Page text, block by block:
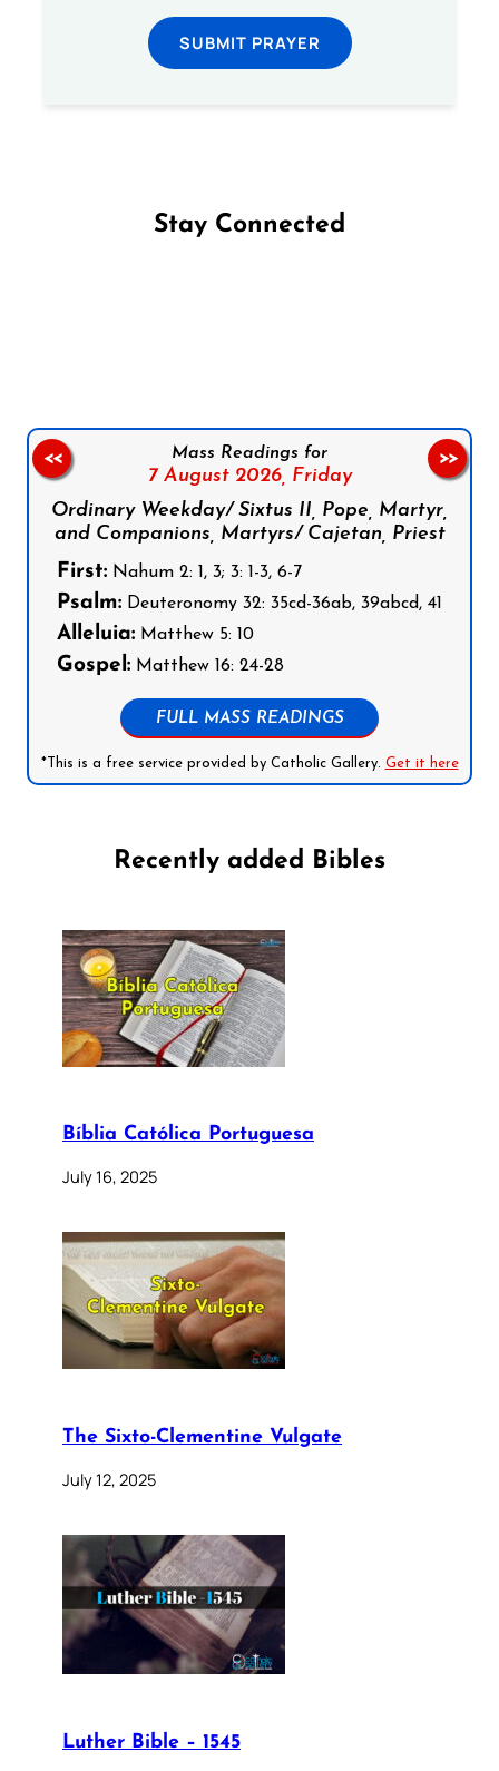
SUBMIT PRAYER
Stay Connected
Mass Readings for
7 August 2026, Friday
Ordinary Weekday/ Sixtus II, Pope, Martyr,
and Companions, Martyrs/ Cajetan, Priest
First: Nahum 2: 1, 3; 3: 1-3, 6-7
Psalm: Deuteronomy 32: 35cd-36ab, 39abcd, 41
Alleluia: Matthew 5: 10
Gospel: Matthew 16: 24-28
FULL MASS READINGS
*This is a free service provided by Catholic Gallery. Get it here
<< >>
Recently added Bibles
Bíblia Católica Portuguesa
July 16, 2025
The Sixto-Clementine Vulgate
July 12, 2025
Luther Bible – 1545